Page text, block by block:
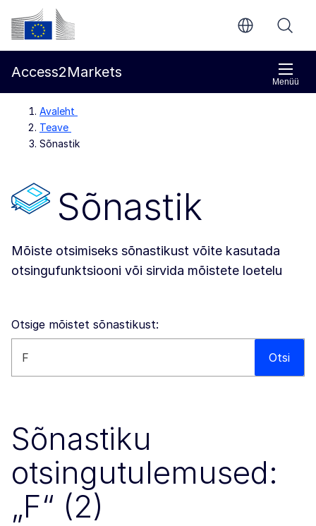
Põhisisu juurde
Euroopa Komisjon
Menüü
Access2Markets
Avaleht
Teave
Sõnastik
Sõnastik
Mõiste otsimiseks sõnastikust võite kasutada
otsingufunktsiooni või sirvida mõistete loetelu
Otsige mõistet sõnastikust:
Otsi sellelt veebisaidilt Otsi
Sõnastiku
otsingutulemused:
„F“ (2)